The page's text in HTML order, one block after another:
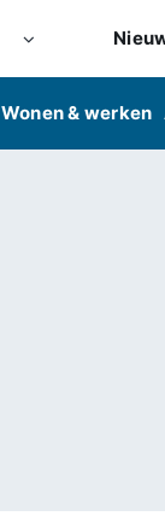
Wonen & werken